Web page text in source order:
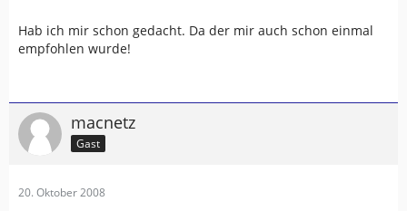
Im Bild der linke Logger
Hab ich mir schon gedacht. Da der mir auch schon einmal
empfohlen wurde!
macnetz
Gast
20. Oktober 2008